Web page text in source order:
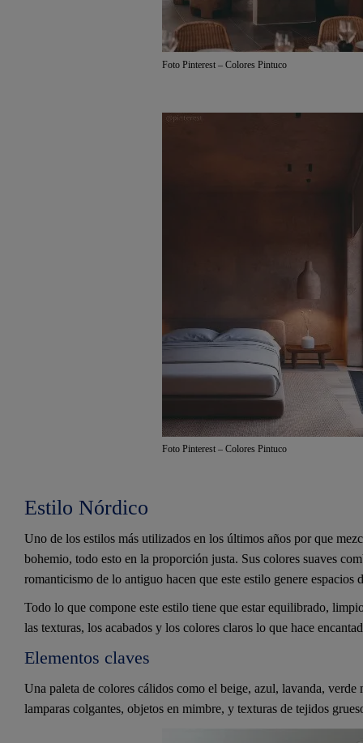
Foto Pinterest – Colores Pintuco
Foto Pinterest – Colores Pintuco
Estilo Nórdico
Uno de los estilos más utilizados en los últimos años por que
bohemio, todo esto en la proporción justa. Sus colores suaves
romanticismo de lo antiguo hacen que este estilo genere espacios
Todo lo que compone este estilo tiene que estar equilibrado,
las texturas, los acabados y los colores claros lo que hace
Elementos claves
Una paleta de colores cálidos como el beige, azul, lavanda,
lamparas colgantes, objetos en mimbre, y texturas de tejidos